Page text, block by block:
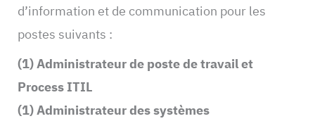
d’information et de communication pour les
postes suivants :
(1) Administrateur de poste de travail et
Process ITIL
(1) Administrateur des systèmes